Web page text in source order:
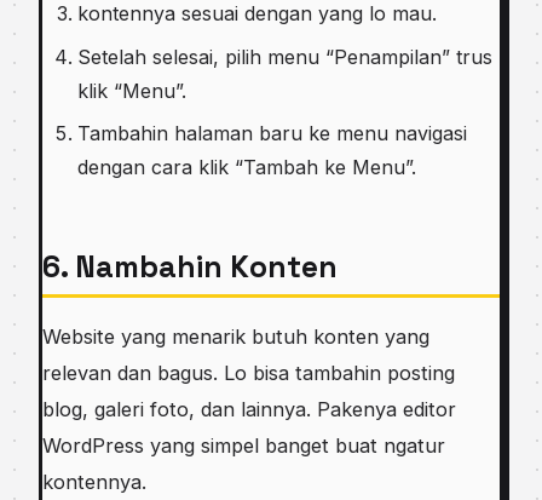
kontennya sesuai dengan yang lo mau.
Setelah selesai, pilih menu “Penampilan” trus
klik “Menu”.
Tambahin halaman baru ke menu navigasi
dengan cara klik “Tambah ke Menu”.
6. Nambahin Konten
Website yang menarik butuh konten yang
relevan dan bagus. Lo bisa tambahin posting
blog, galeri foto, dan lainnya. Pakenya editor
WordPress yang simpel banget buat ngatur
kontennya.